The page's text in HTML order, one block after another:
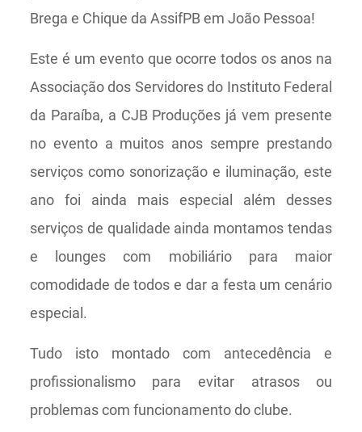
Brega e Chique da AssifPB em João Pessoa!
Este é um evento que ocorre todos os anos na
Associação dos Servidores do Instituto Federal
da Paraíba, a CJB Produções já vem presente
no evento a muitos anos sempre prestando
serviços como sonorização e iluminação, este
ano foi ainda mais especial além desses
serviços de qualidade ainda montamos tendas
e lounges com mobiliário para maior
comodidade de todos e dar a festa um cenário
especial.
Tudo isto montado com antecedência e
profissionalismo para evitar atrasos ou
problemas com funcionamento do clube.